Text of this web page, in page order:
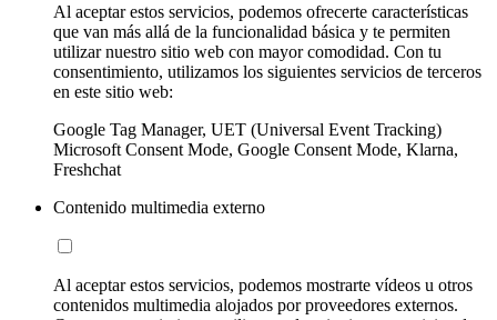
Al aceptar estos servicios, podemos ofrecerte características
que van más allá de la funcionalidad básica y te permiten
utilizar nuestro sitio web con mayor comodidad. Con tu
consentimiento, utilizamos los siguientes servicios de terceros
en este sitio web:
Google Tag Manager, UET (Universal Event Tracking)
Microsoft Consent Mode, Google Consent Mode, Klarna,
Freshchat
Contenido multimedia externo
Al aceptar estos servicios, podemos mostrarte vídeos u otros
contenidos multimedia alojados por proveedores externos.